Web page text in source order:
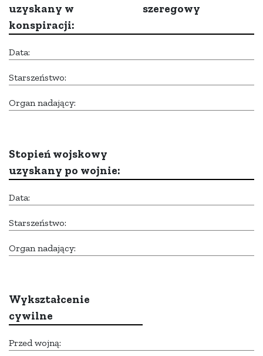
uzyskany w
konspiracji:
szeregowy
Data:
Starszeństwo:
Organ nadający:
Stopień wojskowy
uzyskany po wojnie:
Data:
Starszeństwo:
Organ nadający:
Wykształcenie
cywilne
Przed wojną: